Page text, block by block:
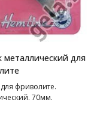
металлический для
фриволите.
70мм.